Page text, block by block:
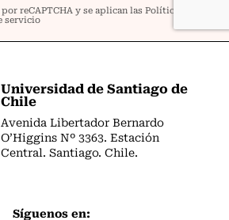
Universidad de Santiago de
Chile
Avenida Libertador Bernardo
O’Higgins Nº 3363. Estación
Central. Santiago. Chile.
Síguenos en: